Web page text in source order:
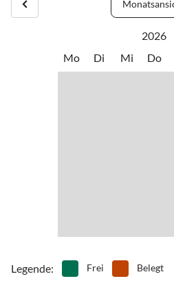
2026
Mo
Di Mi Do
Legende: Frei Belegt